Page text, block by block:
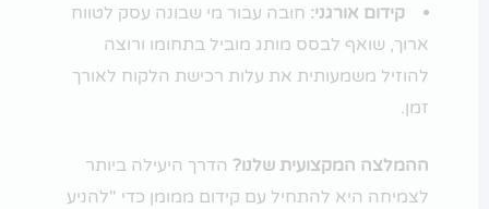
קידום אורגני:חובה עבור מי שבונה עסק לטווח
ארוך, שואף לבסס מותג מוביל בתחומו ורוצה
להוזיל משמעותית את עלות רכישת הלקוח לאורך
זמן.
ההמלצה המקצועית שלנו?הדרך היעילה ביותר
לצמיחה היא להתחיל עם קידום ממומן כדי "להניע